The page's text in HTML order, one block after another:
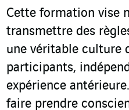
Cette formation vise
transmettre des
une véritable culture
participants,
expérience
faire prendre